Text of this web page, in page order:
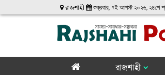
রাজশাহী শুক্রবার, ৭ই আগস্ট ২০২৬, ২৪শে
রাজশাহী